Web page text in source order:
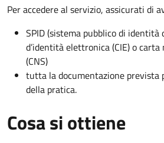
Per accedere al servizio, assicurati di
SPID (sistema pubblico di identità
d’identità elettronica (CIE) o
(CNS)
tutta la documentazione prevista
della pratica.
Cosa si ottiene